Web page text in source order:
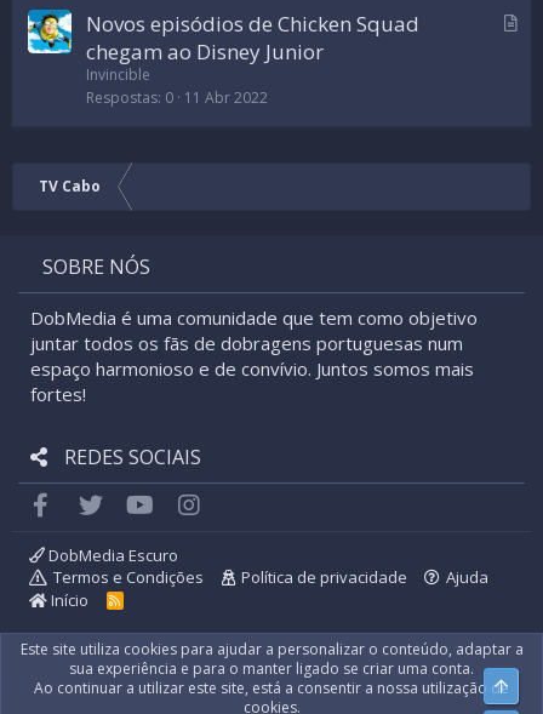
A
Novos episódios de Chicken Squad
chegam ao Disney Junior
Invincible
Respostas 0 11 Abr 2022
TV Cabo
SOBRE NÓS
DobMedia é uma comunidade que tem como objetivo
juntar todos os fãs de dobragens portuguesas num
espaço harmonioso e de convívio. Juntos somos mais
fortes!
REDES SOCIAIS
FacebookTwitter youtube
DobMedia Escuro
Termos e Condições
Política de privacidade
Ajuda
Início
R
S
Este site utiliza cookies para ajudar a personalizar o conteúdo, adaptar a
sua experiência e para o manter ligado se criar uma conta.
Ao continuar a utilizar este site, está a consentir a nossa utilização de
cookies.
Top